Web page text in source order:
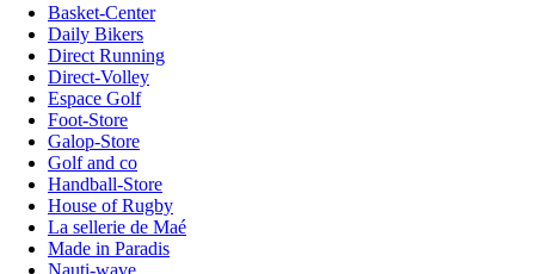
Basket-Center
Daily Bikers
Direct Running
Direct-Volley
Espace Golf
Foot-Store
Galop-Store
Golf and co
Handball-Store
House of Rugby
La sellerie de Maé
Made in Paradis
Nauti-wave